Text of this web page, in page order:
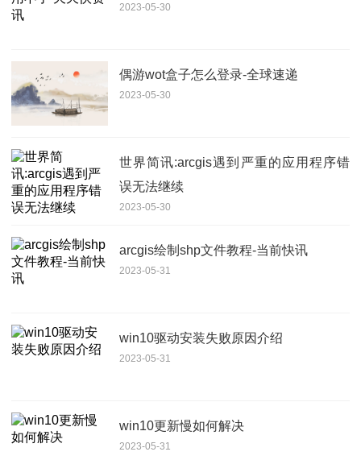
2023-05-30
偶游wot盒子怎么登录-全球速递
2023-05-30
世界简讯:arcgis遇到严重的应用程序错
误无法继续
2023-05-30
arcgis绘制shp文件教程-当前快讯
2023-05-31
win10驱动安装失败原因介绍
2023-05-31
win10更新慢如何解决
2023-05-31